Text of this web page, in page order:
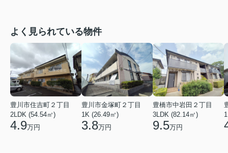
よく見られている物件
豊川市住吉町２丁目
2LDK (54.54㎡)
4.9万円
豊川市金塚町２丁目
1K (26.49㎡)
3.8万円
豊橋市中岩田２丁目
3LDK (82.14㎡)
9.5万円